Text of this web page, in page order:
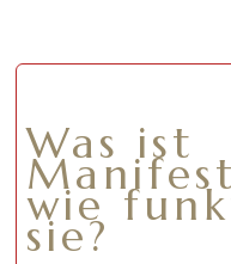
Was ist
wie
sie?